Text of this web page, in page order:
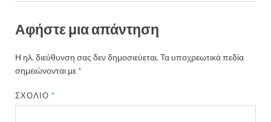
Αφήστε μια απάντηση
Η ηλ. διεύθυνση σας δεν δημοσιεύεται.Τα υποχρεωτικά πεδία
σημειώνονται με *
ΣΧΌΛΙΟ*